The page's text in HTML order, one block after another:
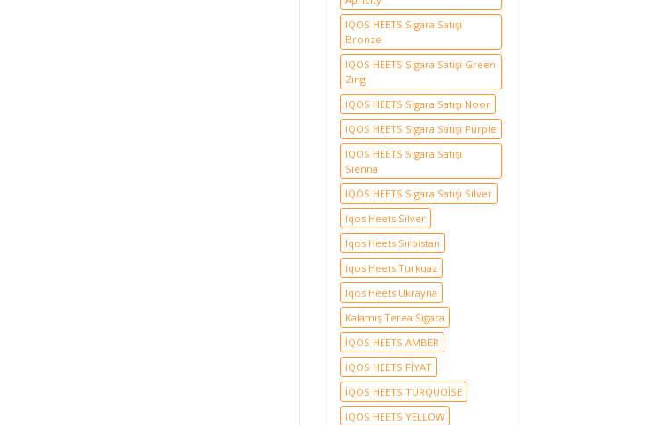
IQOS HEETS Sigara Satışı
Bronze
IQOS HEETS Sigara Satışı Green
Zing
IQOS HEETS Sigara Satışı Noor
IQOS HEETS Sigara Satışı Purple
IQOS HEETS Sigara Satışı
Sienna
IQOS HEETS Sigara Satışı Silver
Iqos Heets Silver
Iqos Heets Sırbistan
Iqos Heets Turkuaz
Iqos Heets Ukrayna
Kalamış Terea Sigara
İQOS HEETS AMBER
İQOS HEETS FİYAT
İQOS HEETS TURQUOİSE
İQOS HEETS YELLOW